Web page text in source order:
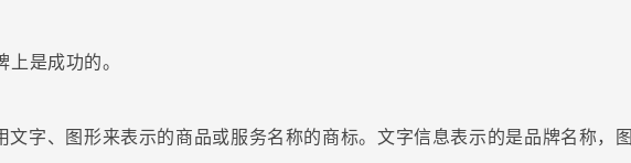
上是成功的。
文字、图形来表示的商品或服务名称的商标。文字信息表示的是品牌名称，图